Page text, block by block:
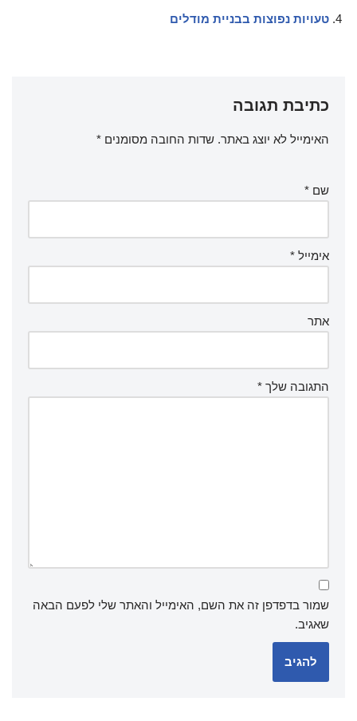
טעויות נפוצות בבניית מודלים
כתיבת תגובה
האימייל לא יוצג באתר. שדות החובה מסומנים *
שם *
אימייל *
אתר
התגובה שלך *
שמור בדפדפן זה את השם, האימייל והאתר שלי לפעם הבאה
שאגיב.